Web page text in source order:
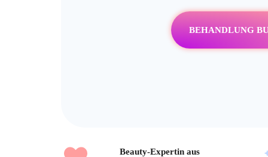
BEHANDLUNG
Beauty-Expertin aus